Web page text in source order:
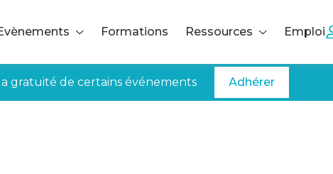
Formations Ressources Emploi
gratuité de certains événements Adhérer